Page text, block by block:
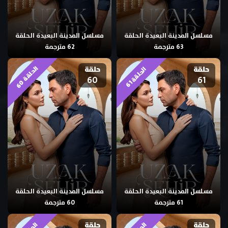
مسلسل المدينة البعيدة الحلقة
63 مترجمة
مسلسل المدينة البعيدة الحلقة
62 مترجمة
حلقة
61 ا
ل
ح
ل
ق
ة
6
1
مسلسل المدينة البعيدة الحلقة
61 مترجمة
حلقة
60 ال
ح
ل
ق
ة
60
مسلسل المدينة البعيدة الحلقة
60 مترجمة